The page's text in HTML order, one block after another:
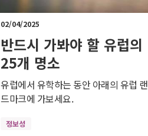
02/04/2025
반드시 가봐야 할 유럽의
25개 명소
유럽에서 유학하는 동안 아래의 유럽 랜
드마크에 가보세요.
정보성